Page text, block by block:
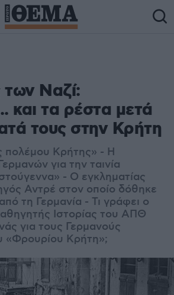
Ναζί:
και τα ρέστα μετά
τους στην Κρήτη
πολέμου Κρήτης» - Η
για την ταινία
- Ο εγκληματίας
Αντρέ στον οποίο δόθηκε
τη Γερμανία - Τι γράφει ο
Ιστορίας του ΑΠΘ
για τους Γερμανούς
«Φρουρίου Κρήτη»;